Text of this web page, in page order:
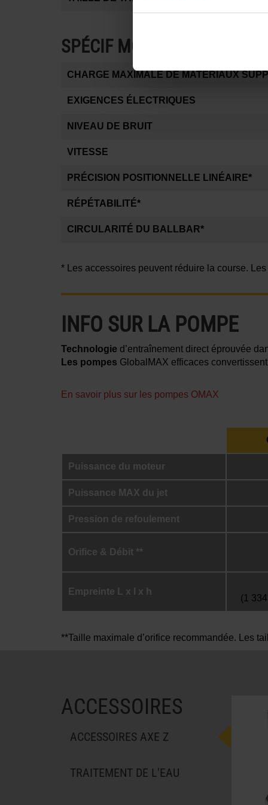
SPÉCIF MODÈLE
CHARGE MAXIMALE DE MATÉRIAUX
EXIGENCES ÉLECTRIQUES
NIVEAU DE BRUIT
VITESSE
PRÉCISION POSITIONNELLE LINÉAIRE*
RÉPÉTABILITÉ*
CIRCULARITÉ DU BALLBAR*
* Les accessoires peuvent réduire la course.
INFO SUR LA POMPE
Technologie d’entraînement direct éprouvée
Les pompes GlobalMAX efficaces
En savoir plus sur les pompes OMAX
Puissance du moteur
Puissance MAX du jet
Pression de refoulement
Orifice & Débit **
Empreinte L x l x h
(1
**Taille maximale d’orifice recommandée. Les
ACCESSOIRES
ACCESSOIRES AXE Z
TRAITEMENT DE L'EAU